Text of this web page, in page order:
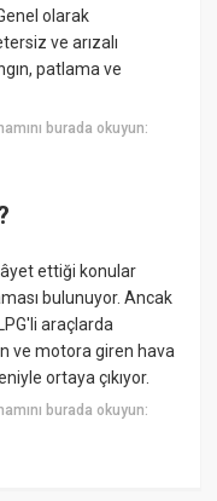
olarak
ve arızalı
patlama ve
burada okuyun:
ettiği konular
bulunuyor. Ancak
araçlarda
ve motora giren hava
ortaya çıkıyor.
burada okuyun: